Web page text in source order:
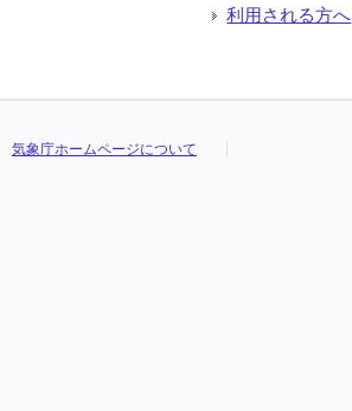
利用される方へ
気象庁ホームページについて